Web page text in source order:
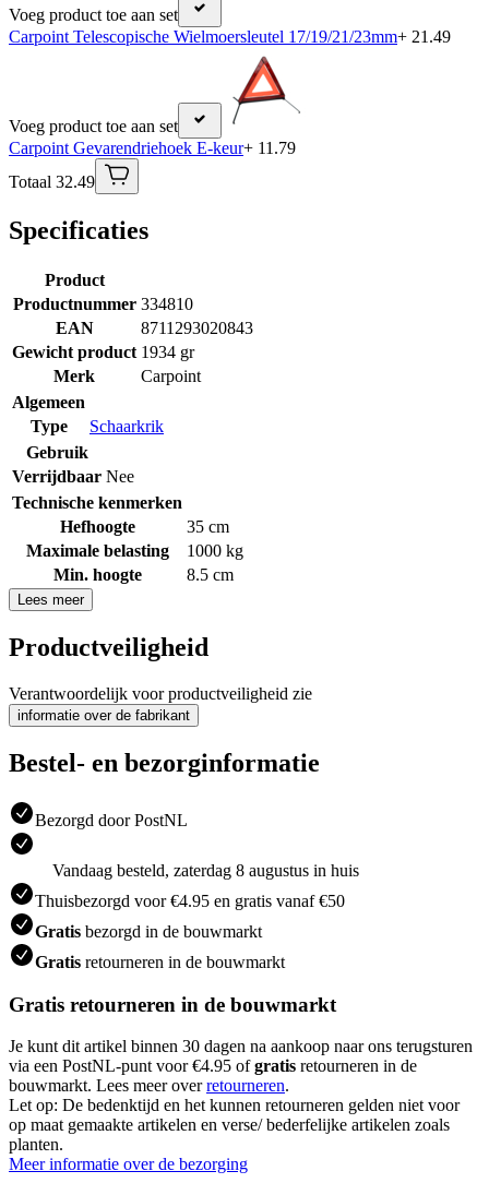
Voeg product toe aan set
Carpoint Telescopische Wielmoersleutel 17/19/21/23mm+ 21.49
Voeg product toe aan set
Carpoint Gevarendriehoek E-keur+ 11.79
Totaal 32.49
Specificaties
Product
Productnummer 334810
EAN
8711293020843
Gewicht product 1934 gr
Merk
Carpoint
Algemeen
Type
Schaarkrik
Gebruik
Verrijdbaar Nee
Technische kenmerken
Hefhoogte
35 cm
Maximale belasting
1000 kg
Min. hoogte
8.5 cm
Lees meer
Productveiligheid
Verantwoordelijk voor productveiligheid zie
informatie over de fabrikant
Bestel- en bezorginformatie
Bezorgd door PostNL
Vandaag besteld, zaterdag 8 augustus in huis
Thuisbezorgd voor €4.95 en gratis vanaf €50
Gratis bezorgd in de bouwmarkt
Gratis retourneren in de bouwmarkt
Gratis retourneren in de bouwmarkt
Je kunt dit artikel binnen 30 dagen na aankoop naar ons terugsturen
via een PostNL-punt voor €4.95 ofgratis retourneren in de
bouwmarkt. Lees meer overretourneren.
Let op: De bedenktijd en het kunnen retourneren gelden niet voor
op maat gemaakte artikelen en verse/ bederfelijke artikelen zoals
planten.
Meer informatie over de bezorging